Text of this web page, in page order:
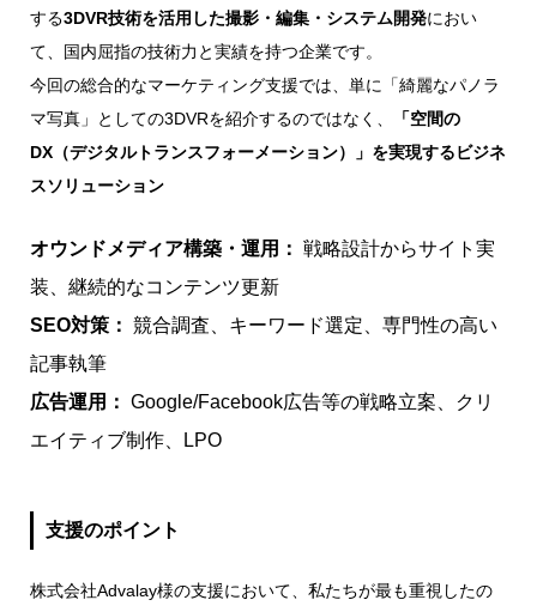
する3DVR技術を活用した撮影・編集・システム開発におい
て、国内屈指の技術力と実績を持つ企業です。
今回の総合的なマーケティング支援では、単に「綺麗なパノラ
マ写真」としての3DVRを紹介するのではなく、
「空間の
DX（デジタルトランスフォーメーション）」を実現するビジネ
スソリューション
オウンドメディア構築・運用： 戦略設計からサイト実
装、継続的なコンテンツ更新
SEO対策： 競合調査、キーワード選定、専門性の高い
記事執筆
広告運用： Google/Facebook広告等の戦略立案、クリ
エイティブ制作、LPO
支援のポイント
株式会社Advalay様の支援において、私たちが最も重視したの